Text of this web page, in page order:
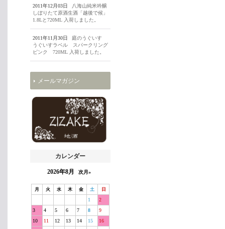
2011年12月03日
八海山純米吟醸
しぼりたて原酒生酒「越後で候」
1.8Lと720ML 入荷しました。
2011年11月30日
庭のうぐいす
うぐいすラベル スパークリング
ピンク 720ML 入荷しました。
メールマガジン
カレンダー
2026年8月 次月»
月 火 水 木 金 土 日
1
2
3
4 5 6 7 8
9
10
11 12 13 14 15
16